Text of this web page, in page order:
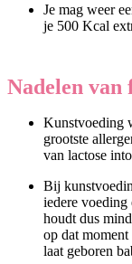
Je mag weer
je 500 Kcal
Nadelen van
Kunstvoeding
grootste
van lactose
Bij
iedere voeding
houdt dus
op dat
laat geboren